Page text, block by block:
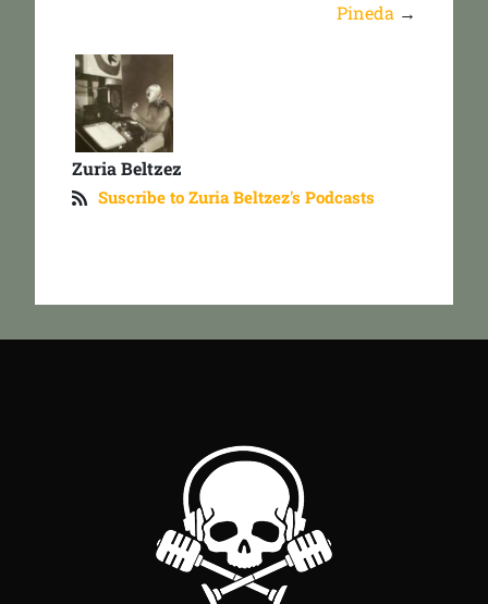
Pineda →
Zuria Beltzez
Suscribe to Zuria Beltzez's Podcasts